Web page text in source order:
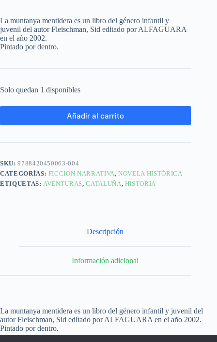
La muntanya mentidera es un libro del género infantil y
juvenil del autor Fleischman, Sid editado por ALFAGUARA
en el año 2002.
Pintado por dentro.
Solo quedan 1 disponibles
Añadir al carrito
SKU:9788420450063-004
CATEGORÍAS: FICCIÓN NARRATIVA,NOVELA HISTÓRICA
ETIQUETAS:AVENTURAS,CATALUÑA, HISTORIA
Descripción
Información adicional
La muntanya mentidera es un libro del género infantil y juvenil del
autor Fleischman, Sid editado por ALFAGUARA en el año 2002.
Pintado por dentro.